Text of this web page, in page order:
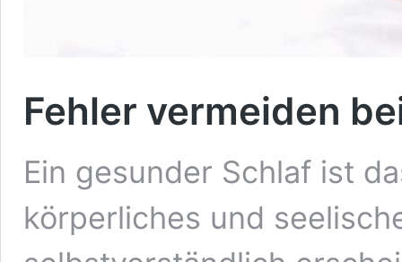
Fehler vermeiden
Ein gesunder Schlaf ist
körperliches und